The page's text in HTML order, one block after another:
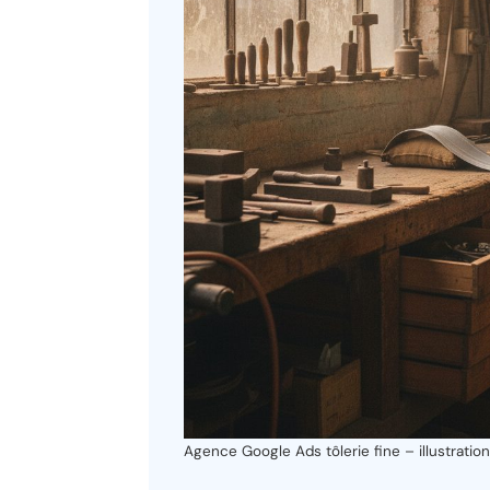
Agence Google Ads tôlerie fine – illustration